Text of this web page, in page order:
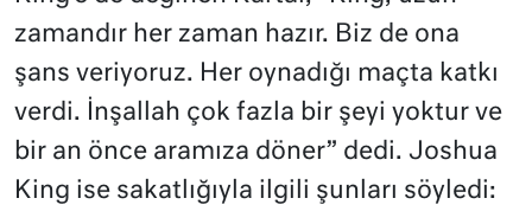
zamandır her zaman hazır. Biz de ona
şans veriyoruz. Her oynadığı maçta katkı
verdi. İnşallah çok fazla bir şeyi yoktur ve
bir an önce aramıza döner” dedi. Joshua
King ise sakatlığıyla ilgili şunları söyledi: